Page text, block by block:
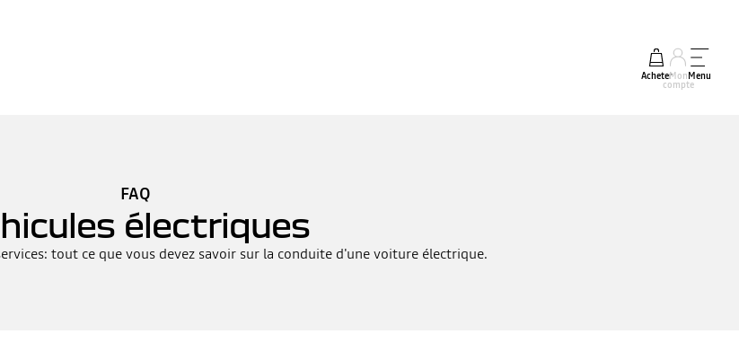
AcheterMon
compte
Menu
FAQ
électriques
tout ce que vous devez savoir sur la conduite d'une voiture électrique.